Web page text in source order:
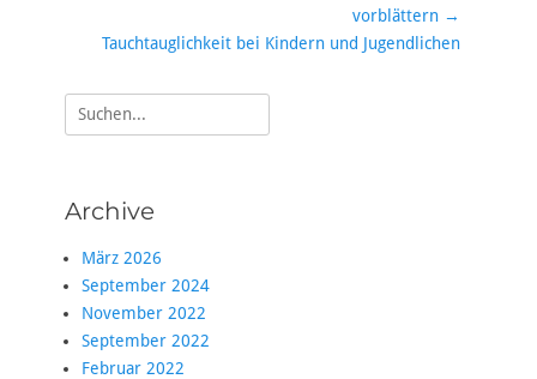
vorblättern →
Nächster
Tauchtauglichkeit bei Kindern und Jugendlichen
Suche
nach:
Archive
März 2026
September 2024
November 2022
September 2022
Februar 2022